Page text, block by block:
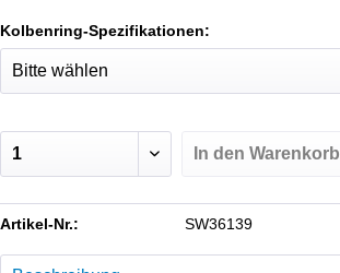
Kolbenring-Spezifikationen:
In den Warenkorb
Artikel-Nr.: SW36139